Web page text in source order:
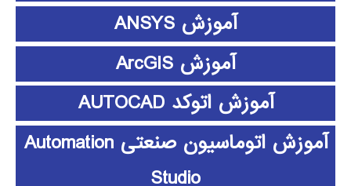
آموزش ANSYS
آموزش ArcGIS
آموزش اتوکد AUTOCAD
آموزش اتوماسیون صنعتی Automation
Studio